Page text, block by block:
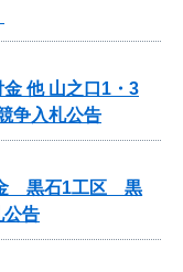
他 山之口1・3
争入札公告
金 黒石1工区 黒
公告